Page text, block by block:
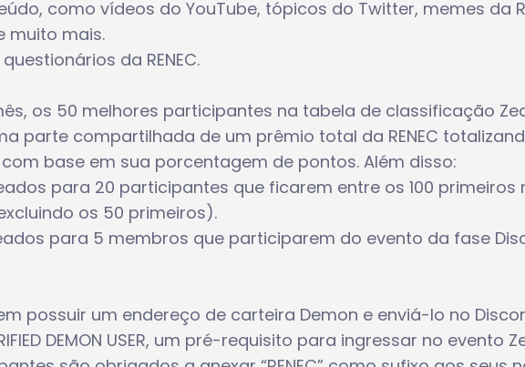
como vídeos do YouTube, tópicos do Twitter, memes da
muito mais.
da RENEC.
os 50 melhores participantes na tabela de classificação
parte compartilhada de um prêmio total da RENEC
base em sua porcentagem de pontos. Além disso:
para 20 participantes que ficarem entre os 100 primeiros
os 50 primeiros).
para 5 membros que participarem do evento da fase
possuir um endereço de carteira Demon e enviá-lo no
DEMON USER, um pré-requisito para ingressar no evento